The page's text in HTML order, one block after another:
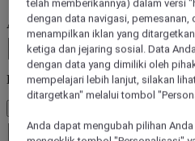
Anda pergi ke mana saja?
Booking Dates
Kamar & Tamu
Kamar 1
telah memberikannya) dalam versi
dengan data navigasi, pemesanan,
menampilkan iklan yang
ketiga dan jejaring sosial. Data
dengan data yang dimiliki oleh
mempelajari lebih lanjut, silakan
ditargetkan" melalui tombol
Anda dapat mengubah pilihan